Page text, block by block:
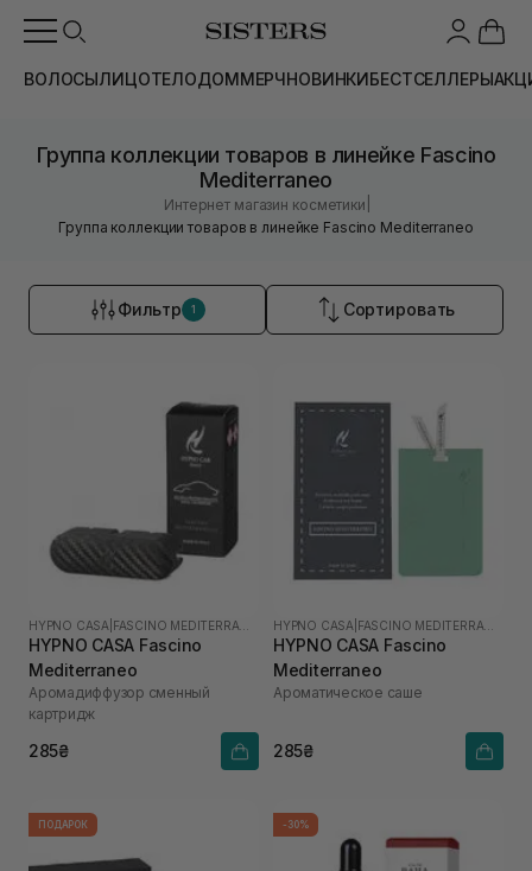
ВОЛОСЫЛИЦОТЕЛОДОММЕРЧНОВИНКИБЕСТСЕЛЛЕРЫ
Группа коллекции товаров в линейке Fascino
Mediterraneo
Интернет магазин косметики
Группа коллекции товаров в линейке Fascino Mediterraneo
Фильтр 1 Сортировать
HYPNO CASA
HYPNO CASA Fascino
Mediterraneo
Аромадиффузор сменный
картридж
285₴
HYPNO CASA
HYPNO CASA Fascino
Mediterraneo
Ароматическое саше
285₴
ПОДАРОК -30%